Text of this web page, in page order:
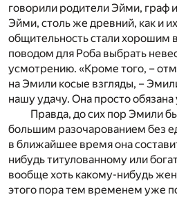
говорили родители Эйми, граф
Эйми, столь же древний, как и
общительность стали хорошим
поводом для Роба выбрать
усмотрению. «Кроме того, –
на Эмили косые взгляды, –
нашу удачу. Она просто
Правда, до сих пор Эмили
большим разочарованием без
в ближайшее время она
нибудь титулованному или
вообще хоть какому-нибудь
этого пора тем временем уже